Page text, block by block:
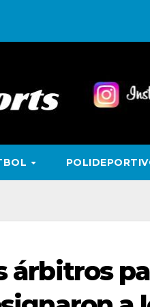
árbitros